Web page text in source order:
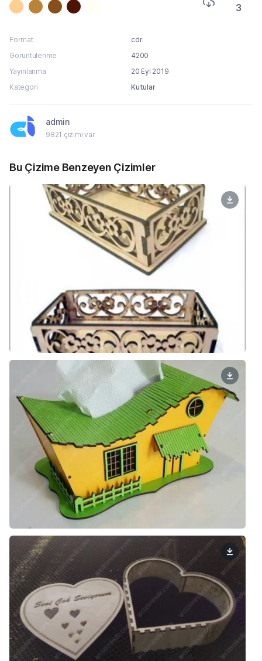
3
Format
cdr
Görüntülenme
4200
Yayınlanma
20 Eyl 2019
Kategori
Kutular
admin
9821 çizimi var
Bu Çizime Benzeyen Çizimler